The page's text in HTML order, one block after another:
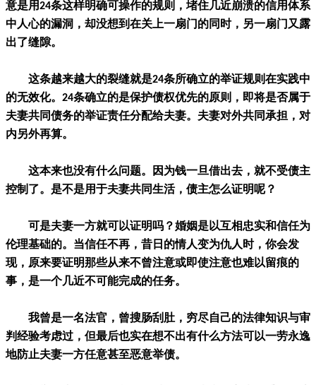
意是用24条这样明确可操作的规则，堵住几近崩溃的信用体系
中人心的漏洞，却没想到在关上一扇门的同时，另一扇门又露
出了缝隙。
这条越来越大的裂缝就是24条所确立的举证规则在实践中
的无效化。24条确立的是保护债权优先的原则，即将是否属于
夫妻共同债务的举证责任分配给夫妻。夫妻对外共同承担，对
内另外再算。
这本来也没有什么问题。因为钱一旦借出去，就不受债主
控制了。是不是用于夫妻共同生活，债主怎么证明呢？
可是夫妻一方就可以证明吗？婚姻是以互相忠实和信任为
伦理基础的。当信任不再，昔日的情人变为仇人时，你会发
现，原来要证明那些从来不曾注意或即使注意也难以留痕的
事，是一个几近不可能完成的任务。
我曾是一名法官，曾搜肠刮肚，穷尽自己的法律知识与审
判经验考虑过，但最后也实在想不出有什么方法可以一劳永逸
地防止夫妻一方任意甚至恶意举债。